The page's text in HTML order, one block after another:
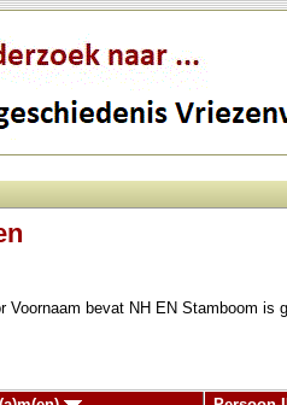
Voornaam bevat NH EN Stamboom is